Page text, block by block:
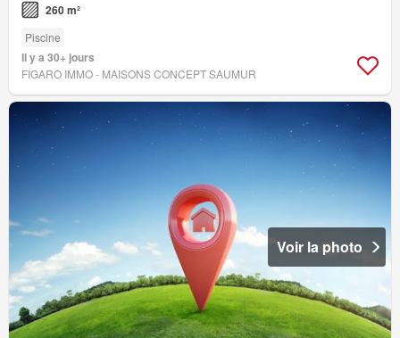
260 m²
Piscine
Il y a 30+ jours
FIGARO IMMO - MAISONS CONCEPT SAUMUR
Voir la photo